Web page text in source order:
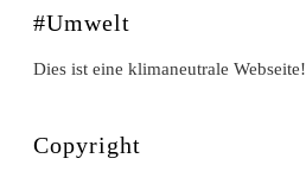
#Umwelt
Dies ist eine klimaneutrale Webseite!
Copyright